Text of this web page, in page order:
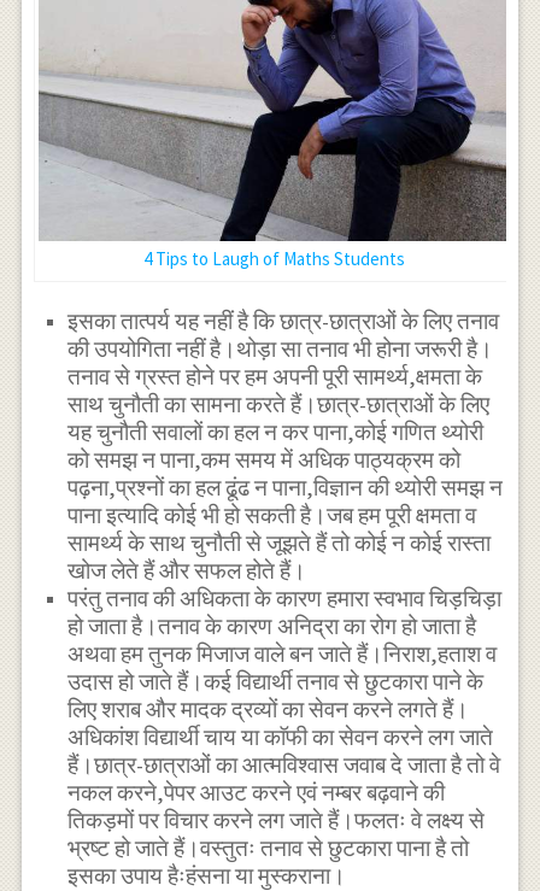
4 Tips to Laugh of Maths Students
इसका तात्पर्य यह नहीं है कि छात्र-छात्राओं के लिए तनाव
की उपयोगिता नहीं है।थोड़ा सा तनाव भी होना जरूरी है।
तनाव से ग्रस्त होने पर हम अपनी पूरी सामर्थ्य,क्षमता के
साथ चुनौती का सामना करते हैं।छात्र-छात्राओं के लिए
यह चुनौती सवालों का हल न कर पाना,कोई गणित थ्योरी
को समझ न पाना,कम समय में अधिक पाठ्यक्रम को
पढ़ना,प्रश्नों का हल ढूंढ न पाना,विज्ञान की थ्योरी समझ न
पाना इत्यादि कोई भी हो सकती है।जब हम पूरी क्षमता व
सामर्थ्य के साथ चुनौती से जूझते हैं तो कोई न कोई रास्ता
खोज लेते हैं और सफल होते हैं।
परंतु तनाव की अधिकता के कारण हमारा स्वभाव चिड़चिड़ा
हो जाता है।तनाव के कारण अनिद्रा का रोग हो जाता है
अथवा हम तुनक मिजाज वाले बन जाते हैं।निराश,हताश व
उदास हो जाते हैं।कई विद्यार्थी तनाव से छुटकारा पाने के
लिए शराब और मादक द्रव्यों का सेवन करने लगते हैं।
अधिकांश विद्यार्थी चाय या काॅफी का सेवन करने लग जाते
हैं।छात्र-छात्राओं का आत्मविश्वास जवाब दे जाता है तो वे
नकल करने,पेपर आउट करने एवं नम्बर बढ़वाने की
तिकड़मों पर विचार करने लग जाते हैं।फलतः वे लक्ष्य से
भ्रष्ट हो जाते हैं।वस्तुतः तनाव से छुटकारा पाना है तो
इसका उपाय हैःहंसना या मुस्कराना।